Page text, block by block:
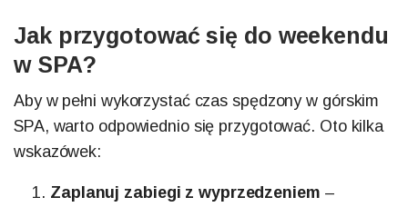
Jak przygotować się do weekendu
w SPA?
Aby w pełni wykorzystać czas spędzony w górskim
SPA, warto odpowiednio się przygotować. Oto kilka
wskazówek:
Zaplanuj zabiegi z wyprzedzeniem –